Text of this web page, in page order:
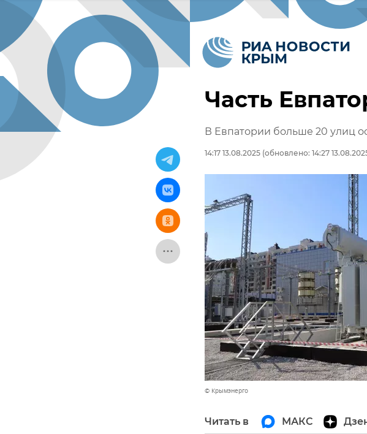
Часть
В Евпатории больше 20 улиц
14:17 13.08.2025 (обновлено: 14:27
© Крымэнерго
Читать в МАКС